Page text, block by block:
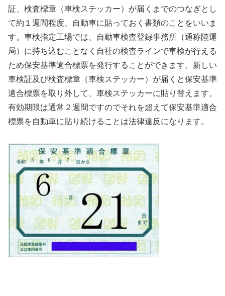
証、検査標章（車検ステッカー）が届くまでのつなぎとし
て約１週間程度、自動車に貼っておく書類のことをいいま
す。車検指定工場では、自動車検査登録事務所（通称陸運
局）に持ち込むことなく自社の検査ラインで車検が行える
ため保安基準適合標票を発行することができます。新しい
車検証及び検査標章（車検ステッカー）が届くと保安基準
適合標票を取り外して、車検ステッカーに貼り替えます。
有効期限は通常２週間ですのでそれを超えて保安基準適合
標票を自動車に貼り続けることは法律違反になります。